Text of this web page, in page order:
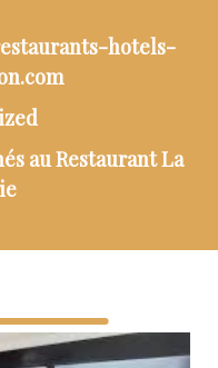
hotels-
au Restaurant La